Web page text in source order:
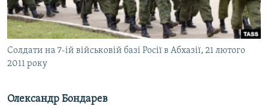
ВІДЕОУРОКИ «ELIFBE»
СВІДЧЕННЯ ОКУПАЦІЇ
УКРАЇНСЬКА ПРОБЛЕМА КРИМУ
Русский
Qırımtatar
Солдати на 7-ій військовій базі Росії в Абхазії, 21 лютого
2011 року
Олександр Бондарев